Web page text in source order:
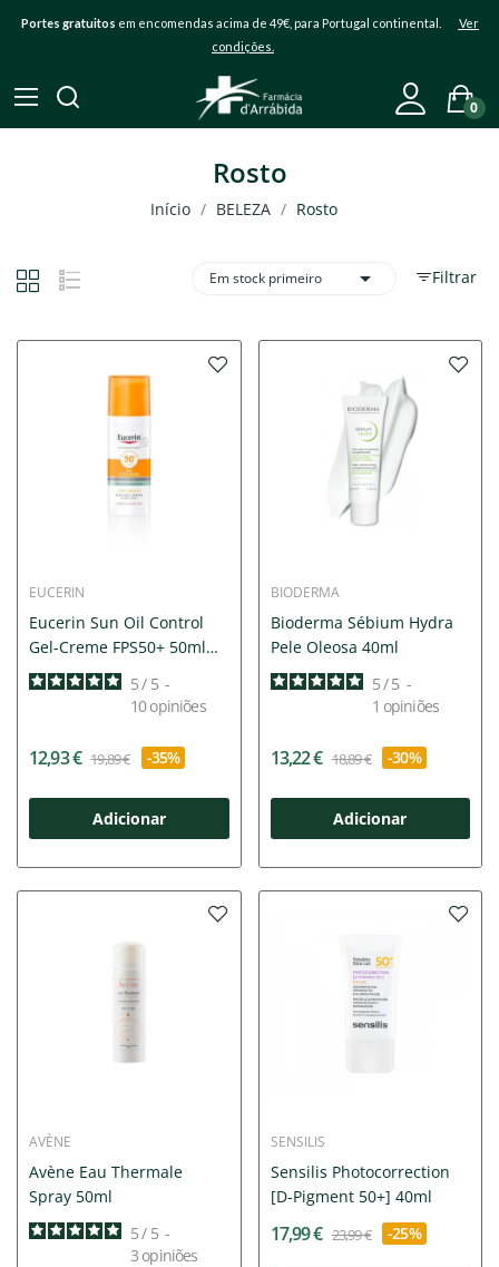
Portes gratuitos em encomendas acima de 49€, para Portugal continental. Ver
condições.
0
Rosto
Início BELEZA Rosto
Filtrar
Em stock primeiro 
EUCERIN
Eucerin Sun Oil Control
Gel-Creme FPS50+ 50ml
|...
5/ 5 -
10opiniões
12,93 € 19,89 € -35%
Adicionar
BIODERMA
Bioderma Sébium Hydra
Pele Oleosa 40ml
5/ 5 -
1 opiniões
13,22 € 18,89 € -30%
Adicionar
AVÈNE
Avène Eau Thermale
Spray 50ml
5/ 5 -
3 opiniões
SENSILIS
Sensilis Photocorrection
[D-Pigment 50+] 40ml
17,99 € 23,99 € -25%